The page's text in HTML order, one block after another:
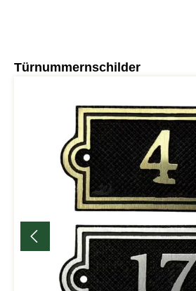
Produktgalerie überspringen
Türnummernschilder